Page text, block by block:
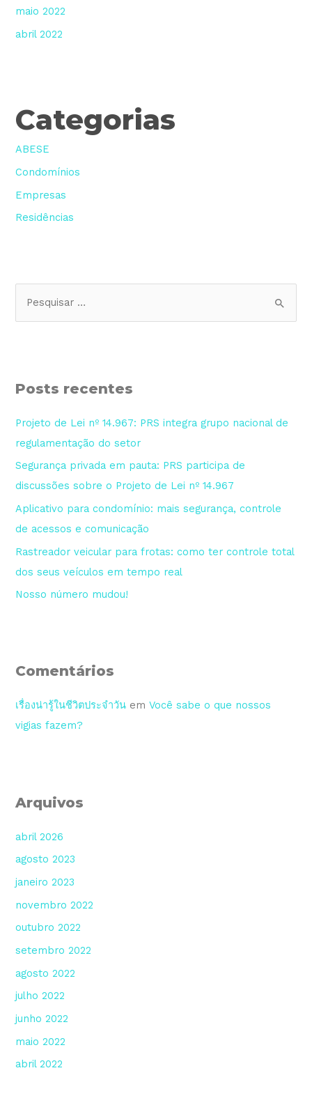
maio 2022
abril 2022
Categorias
ABESE
Condomínios
Empresas
Residências
Posts recentes
Projeto de Lei nº 14.967: PRS integra grupo nacional de
regulamentação do setor
Segurança privada em pauta: PRS participa de
discussões sobre o Projeto de Lei nº 14.967
Aplicativo para condomínio: mais segurança, controle
de acessos e comunicação
Rastreador veicular para frotas: como ter controle total
dos seus veículos em tempo real
Nosso número mudou!
Comentários
เรื่องน่ารู้ในชีวิตประจำวัน emVocê sabe o que nossos
vigias fazem?
Arquivos
abril 2026
agosto 2023
janeiro 2023
novembro 2022
outubro 2022
setembro 2022
agosto 2022
julho 2022
junho 2022
maio 2022
abril 2022